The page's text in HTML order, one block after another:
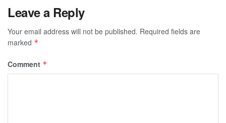
Leave a Reply
Your email address will not be published. Required fields are
marked *
Comment *